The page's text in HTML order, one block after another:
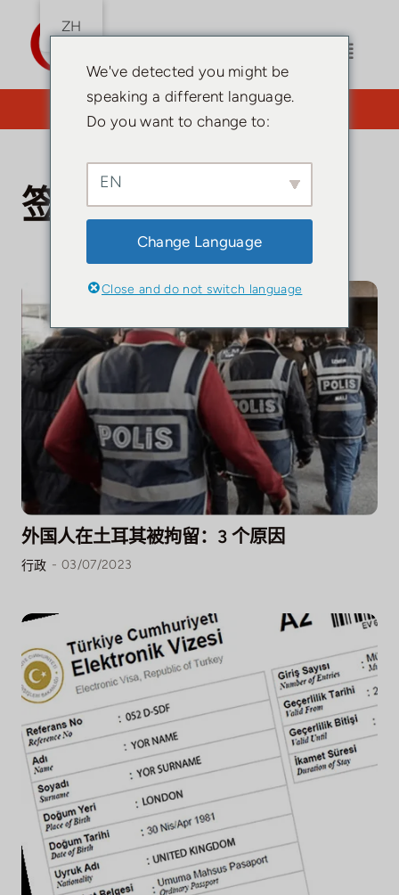
容
切
换
家
土耳其国籍
土耳其指南
投资
联系我们
您需要律师吗？点击此处。
签证
外国人在土耳其被拘留：3 个原因
行政 - 03/07/2023
ZH
We've detected you might be
speaking a different language.
Do you want to change to:
EN
Change Language
Close and do not switch language